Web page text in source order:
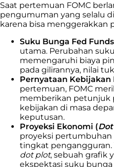
Saat pertemuan FOMC
pengumuman yang selalu
karena bisa menggerakkan
Suku Bunga Fed
utama. Perubahan
memengaruhi biaya
pada gilirannya, nilai
Pernyataan Kebijakan
pertemuan, FOMC
memberikan petunjuk
kebijakan di masa
keputusan.
Proyeksi Ekonomi (
proyeksi pertumbuhan
tingkat pengangguran.
dot plot, sebuah grafik
ekspektasi suku bunga